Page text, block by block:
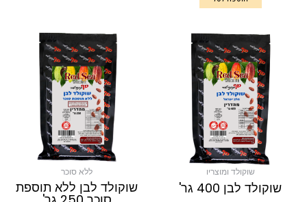
שוקולד ומוצריו
שוקולד לבן 400 גר'
ללא סוכר
שוקולד לבן ללא תוספת